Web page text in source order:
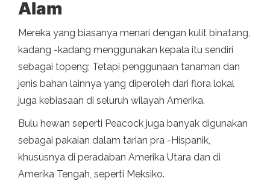
Alam
Mereka yang biasanya menari dengan kulit binatang,
kadang -kadang menggunakan kepala itu sendiri
sebagai topeng; Tetapi penggunaan tanaman dan
jenis bahan lainnya yang diperoleh dari flora lokal
juga kebiasaan di seluruh wilayah Amerika.
Bulu hewan seperti Peacock juga banyak digunakan
sebagai pakaian dalam tarian pra -Hispanik,
khususnya di peradaban Amerika Utara dan di
Amerika Tengah, seperti Meksiko.